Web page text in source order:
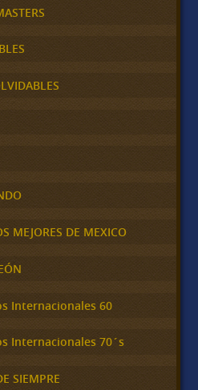
MEJORES DE MEXICO
Internacionales 60
Internacionales 70´s
SIEMPRE